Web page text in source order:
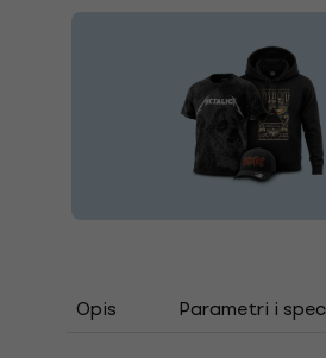
Opis Parametri i